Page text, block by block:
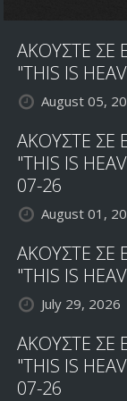
ΑΚΟΥΣΤΕ
"THIS IS
August 05,
ΑΚΟΥΣΤΕ
"THIS IS
07-26
August 01,
ΑΚΟΥΣΤΕ
"THIS IS
July 29, 2026
ΑΚΟΥΣΤΕ
"THIS IS
07-26